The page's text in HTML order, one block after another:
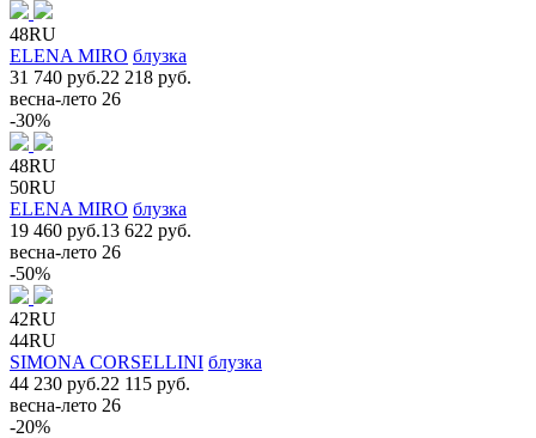
48RU
ELENA MIRO блузка
31 740 руб.22 218 руб.
весна-лето 26
-30%
48RU
50RU
ELENA MIRO блузка
19 460 руб.13 622 руб.
весна-лето 26
-50%
42RU
44RU
SIMONA CORSELLINI блузка
44 230 руб.22 115 руб.
весна-лето 26
-20%